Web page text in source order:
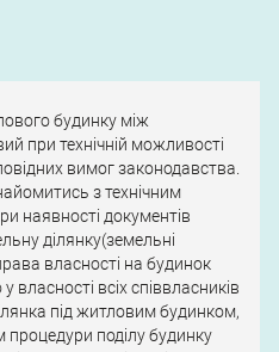
будинку між
при технічній можливості
вимог законодавства.
з технічним
наявності документів
ділянку(земельні
власності на будинок
власності всіх співвласників
під житловим будинком,
поділу будинку